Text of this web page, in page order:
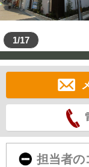
1/17
担当者の